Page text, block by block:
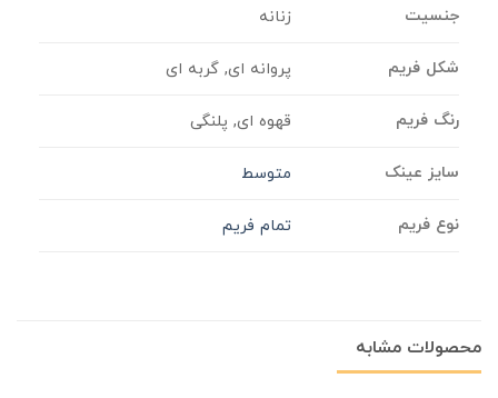
جنسیت زنانه
شکل فریم پروانه ای, گربه ای
رنگ فریم قهوه ای, پلنگی
سایز عینک متوسط
نوع فریم تمام فریم
محصولات مشابه